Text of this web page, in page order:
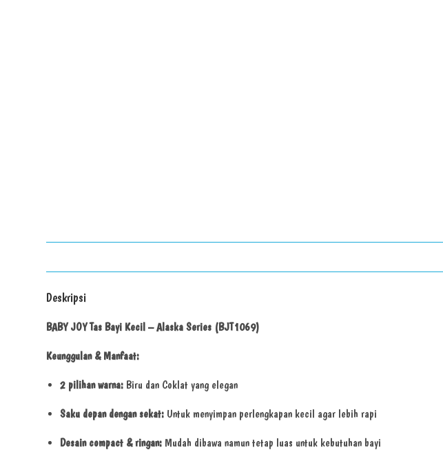
Deskripsi
BABY JOY Tas Bayi Kecil – Alaska Series (BJT1069)
Keunggulan & Manfaat:
2 pilihan warna: Biru dan Coklat yang elegan
Saku depan dengan sekat: Untuk menyimpan perlengkapan kecil agar lebih rapi
Desain compact & ringan: Mudah dibawa namun tetap luas untuk kebutuhan bayi